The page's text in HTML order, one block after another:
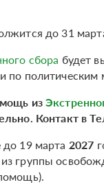
до 31
сбора будет
по политическим
из
Контакт в
19 марта 2027
группы